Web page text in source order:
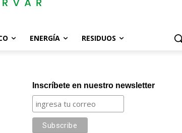
ENERGÍA RESIDUOS
Inscríbete en nuestro newsletter